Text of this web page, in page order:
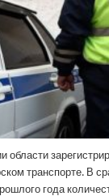
области
транспорте. В
года